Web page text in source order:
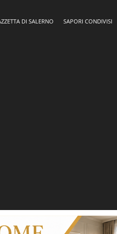
DI SALERNO SAPORI CONDIVISI